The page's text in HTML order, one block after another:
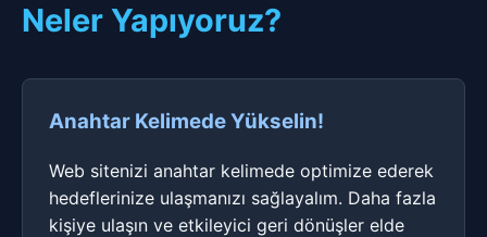
Neler Yapıyoruz?
Anahtar Kelimede Yükselin!
Web sitenizi anahtar kelimede optimize ederek
hedeflerinize ulaşmanızı sağlayalım. Daha fazla
kişiye ulaşın ve etkileyici geri dönüşler elde